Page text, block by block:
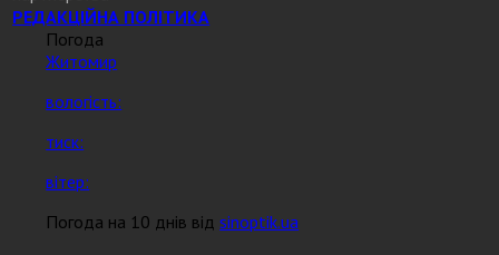
РЕДАКЦІЙНА ПОЛІТИКА
Погода
Житомир
вологість:
тиск:
вітер:
Погода на 10 днів відsinoptik.ua